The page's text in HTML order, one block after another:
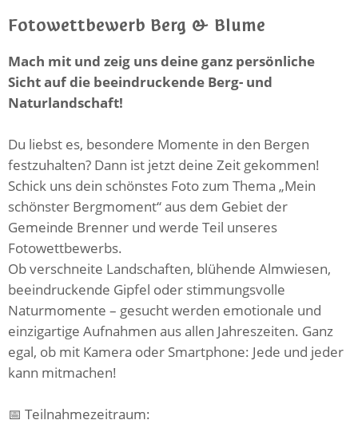
Fotowettbewerb Berg & Blume
Mach mit und zeig uns deine ganz persönliche
Sicht auf die beeindruckende Berg- und
Naturlandschaft!
Du liebst es, besondere Momente in den Bergen
festzuhalten? Dann ist jetzt deine Zeit gekommen!
Schick uns dein schönstes Foto zum Thema „Mein
schönster Bergmoment“ aus dem Gebiet der
Gemeinde Brenner und werde Teil unseres
Fotowettbewerbs.
Ob verschneite Landschaften, blühende Almwiesen,
beeindruckende Gipfel oder stimmungsvolle
Naturmomente – gesucht werden emotionale und
einzigartige Aufnahmen aus allen Jahreszeiten. Ganz
egal, ob mit Kamera oder Smartphone: Jede und jeder
kann mitmachen!
📅 Teilnahmezeitraum: